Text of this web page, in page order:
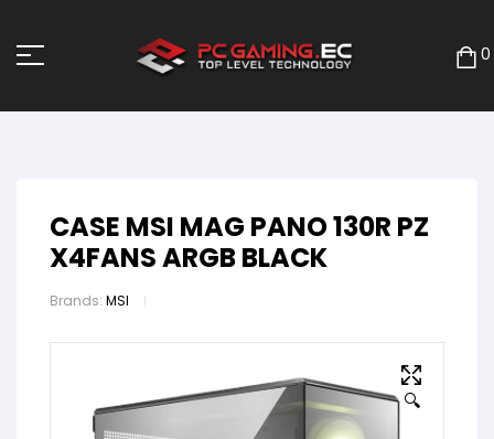
0
CASE MSI MAG PANO 130R PZ
X4FANS ARGB BLACK
Brands: MSI
🔍